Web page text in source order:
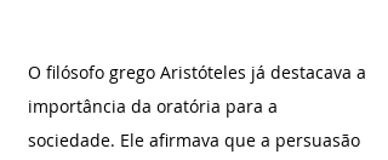
O filósofo grego Aristóteles já destacava a
importância da oratória para a
sociedade. Ele afirmava que a persuasão